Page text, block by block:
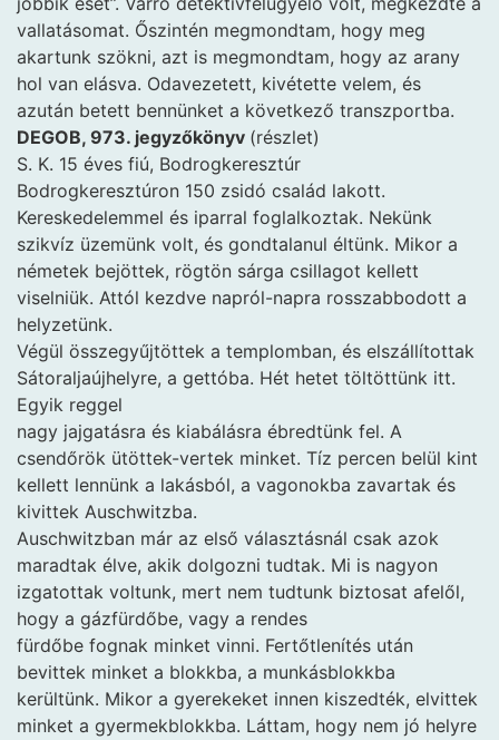
vallatásomat. Őszintén megmondtam, hogy meg
akartunk szökni, azt is megmondtam, hogy az arany
hol van elásva. Odavezetett, kivétette velem, és
azután betett bennünket a következő transzportba.
DEGOB, 973. jegyzőkönyv (részlet)
S. K. 15 éves fiú, Bodrogkeresztúr
Bodrogkeresztúron 150 zsidó család lakott.
Kereskedelemmel és iparral foglalkoztak. Nekünk
szikvíz üzemünk volt, és gondtalanul éltünk. Mikor a
németek bejöttek, rögtön sárga csillagot kellett
viselniük. Attól kezdve napról-napra rosszabbodott a
helyzetünk.
Végül összegyűjtöttek a templomban, és elszállítottak
Sátoraljaújhelyre, a gettóba. Hét hetet töltöttünk itt.
Egyik reggel
nagy jajgatásra és kiabálásra ébredtünk fel. A
csendőrök ütöttek-vertek minket. Tíz percen belül kint
kellett lennünk a lakásból, a vagonokba zavartak és
kivittek Auschwitzba.
Auschwitzban már az első választásnál csak azok
maradtak élve, akik dolgozni tudtak. Mi is nagyon
izgatottak voltunk, mert nem tudtunk biztosat afelől,
hogy a gázfürdőbe, vagy a rendes
fürdőbe fognak minket vinni. Fertőtlenítés után
bevittek minket a blokkba, a munkásblokkba
kerültünk. Mikor a gyerekeket innen kiszedték, elvittek
minket a gyermekblokkba. Láttam, hogy nem jó helyre